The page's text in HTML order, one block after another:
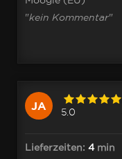
"kein Kommentar"
JA 5.0
Lieferzeiten: 4min